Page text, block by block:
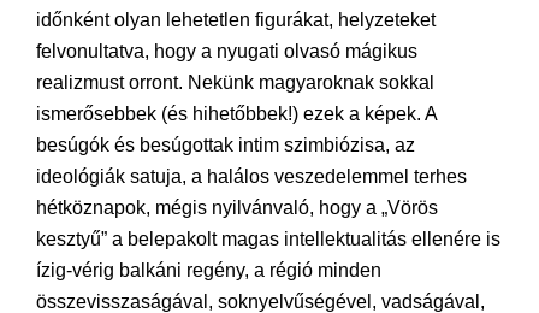
időnként olyan lehetetlen figurákat, helyzeteket
felvonultatva, hogy a nyugati olvasó mágikus
realizmust orront. Nekünk magyaroknak sokkal
ismerősebbek (és hihetőbbek!) ezek a képek. A
besúgók és besúgottak intim szimbiózisa, az
ideológiák satuja, a halálos veszedelemmel terhes
hétköznapok, mégis nyilvánvaló, hogy a „Vörös
kesztyű” a belepakolt magas intellektualitás ellenére is
ízig-vérig balkáni regény, a régió minden
összevisszaságával, soknyelvűségével, vadságával,